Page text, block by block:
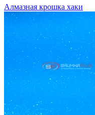
Алмазная крошка хаки